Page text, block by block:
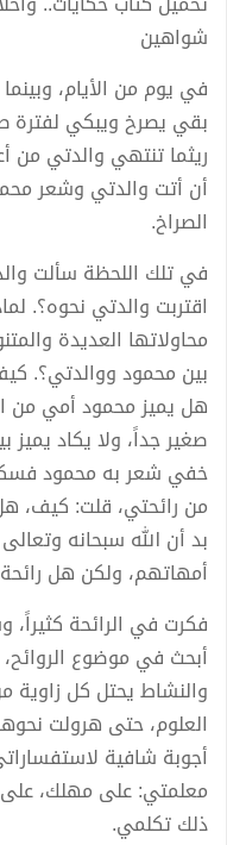
شواهين
في يوم من الأيام،
بقي يصرخ ويبكي لفترة
ريثما تنتهي والدتي من
أن أتت والدتي وشعر
الصراخ.
في تلك اللحظة سألت
اقتربت والدتي نحوه؟.
محاولاتها العديدة
بين محمود ووالدتي؟.
هل يميز محمود أمي من
صغير جداً، ولا يكاد يميز
خفي شعر به محمود
من رائحتي، قلت: كيف،
بد أن الله سبحانه
أمهاتهم، ولكن هل
فكرت في الرائحة
أبحث في موضوع
والنشاط يحتل كل زاوية
العلوم، حتى هرولت
أجوبة شافية
معلمتي: على مهلك، على
ذلك تكلمي.